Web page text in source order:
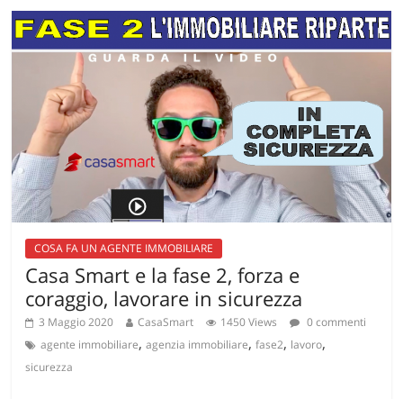
COSA FA UN AGENTE IMMOBILIARE
Casa Smart e la fase 2, forza e
coraggio, lavorare in sicurezza
3 Maggio 2020 CasaSmart 1450 Views
0 commenti
agente immobiliare,agenzia immobiliare,fase2, lavoro,
sicurezza